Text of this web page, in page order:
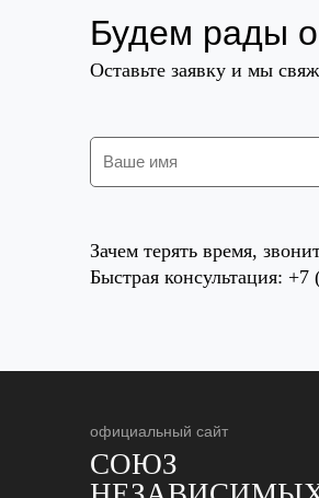
Будем рады
Оставьте заявку и мы
Зачем терять время,
Быстрая консультация:
официальный сайт
СОЮЗ